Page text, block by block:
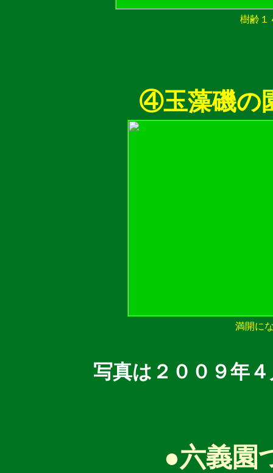
樹齢１
④玉藻磯の
満開に
写真は２００９年
●六義園